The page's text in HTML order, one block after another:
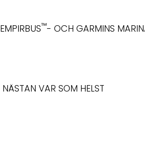
™- OCH GARMINS
VAR SOM HELST